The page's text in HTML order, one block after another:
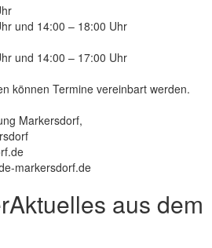
und 14:00 – 18:00 Uhr
und 14:00 – 17:00 Uhr
können Termine vereinbart werden.
Markersdorf,
markersdorf.de
Aktuelles aus dem